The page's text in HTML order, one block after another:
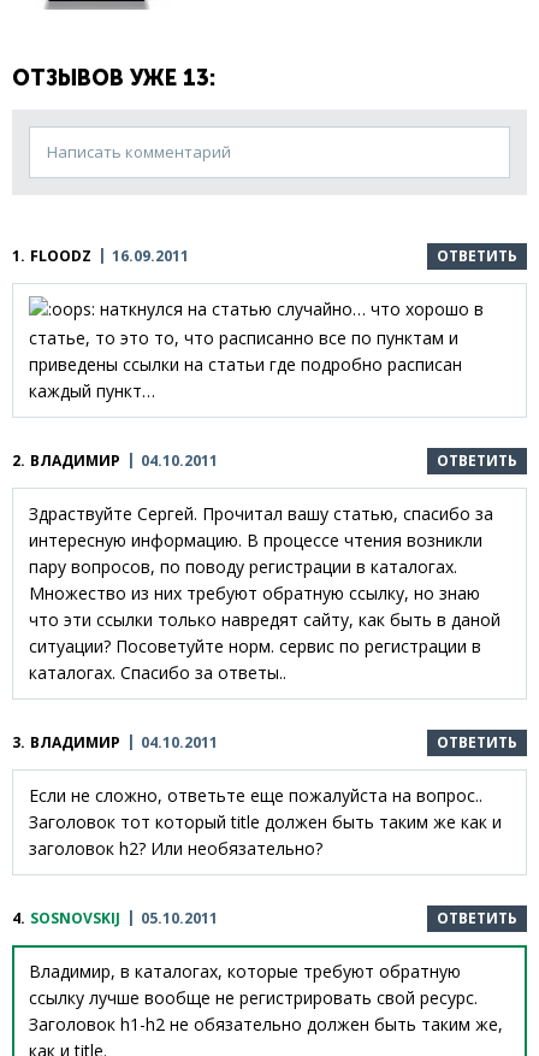
ОТЗЫВОВ УЖЕ 13:
Написать комментарий
1. FLOODZ 16.09.2011 ОТВЕТИТЬ
наткнулся на статью случайно… что хорошо в
статье, то это то, что расписанно все по пунктам и
приведены ссылки на статьи где подробно расписан
каждый пункт…
2. ВЛАДИМИР 04.10.2011 ОТВЕТИТЬ
Здраствуйте Сергей. Прочитал вашу статью, спасибо за
интересную информацию. В процессе чтения возникли
пару вопросов, по поводу регистрации в каталогах.
Множество из них требуют обратную ссылку, но знаю
что эти ссылки только навредят сайту, как быть в даной
ситуации? Посоветуйте норм. сервис по регистрации в
каталогах. Спасибо за ответы..
3. ВЛАДИМИР 04.10.2011 ОТВЕТИТЬ
Если не сложно, ответьте еще пожалуйста на вопрос..
Заголовок тот который title должен быть таким же как и
заголовок h2? Или необязательно?
4. SOSNOVSKIJ 05.10.2011 ОТВЕТИТЬ
Владимир, в каталогах, которые требуют обратную
ссылку лучше вообще не регистрировать свой ресурс.
Заголовок h1-h2 не обязательно должен быть таким же,
как и title.